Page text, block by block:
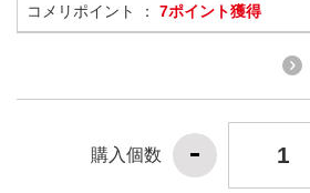
コメリポイント ： 7ポイント獲得
購入個数